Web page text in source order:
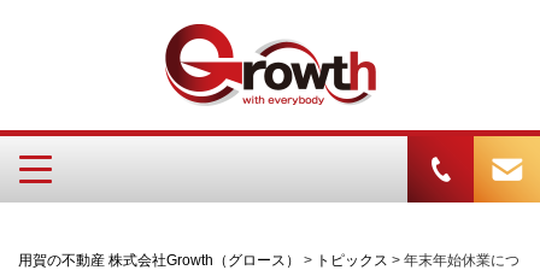
用賀の不動産 株式会社Growth（グロース） > トピックス > 年末年始休業につ